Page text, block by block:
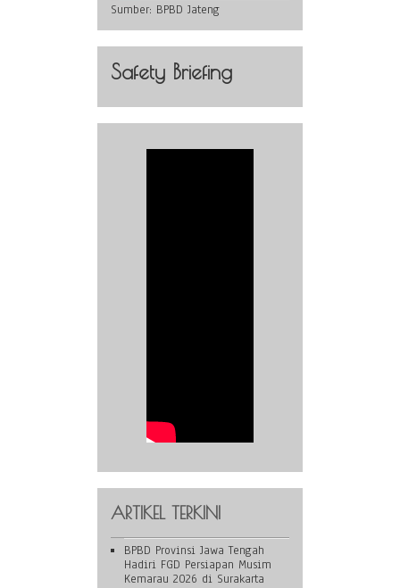
Sumber: BPBD Jateng
Safety Briefing
ARTIKEL TERKINI
BPBD Provinsi Jawa Tengah
Hadiri FGD Persiapan Musim
Kemarau 2026 di Surakarta